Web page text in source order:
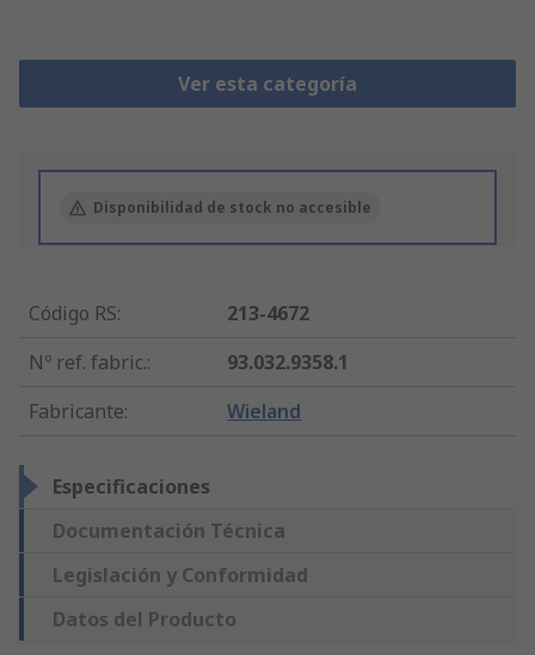
Ver esta categoría
Disponibilidad de stock no accesible
Código RS:
213-4672
Nº ref. fabric.:
93.032.9358.1
Fabricante: Wieland
Especificaciones
Documentación Técnica
Legislación y Conformidad
Datos del Producto